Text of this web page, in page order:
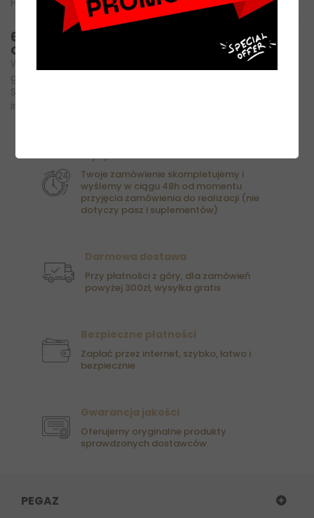
6. CZY ISTNIEJE MOŻLIWOŚĆ WYSYŁKI ZA
GRANICĘ?
Wychodząc naprzeciw klientom, wysyłamy zamówienia za
granicę kraju. Obowiązuje wtedy inny cennik przesyłek.
Skontaktuj się z Biurem Obsługi Klienta by uzyskać więcej
informacji. (Biuro Obsługi klienta: 507 822 367)
Wysyłka w 48h
Twoje zamówienie skompletujemy i
wyślemy w ciągu 48h od momentu
przyjęcia zamówienia do realizacji (nie
dotyczy pasz i suplementów)
Darmowa dostawa
Przy płatności z góry, dla zamówień
powyżej 300zł, wysyłka gratis
Bezpieczne płatności
Zapłać przez internet, szybko, łatwo i
bezpiecznie
Gwarancja jakości
Oferujemy oryginalne produkty
sprawdzonych dostawców.
PEGAZ